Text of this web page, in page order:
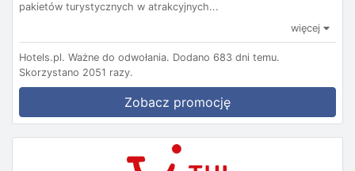
pakietów turystycznych w atrakcyjnych...
więcej
Hotels.pl. Ważne do odwołania. Dodano 683 dni temu.
Skorzystano 2051 razy.
Zobacz promocję